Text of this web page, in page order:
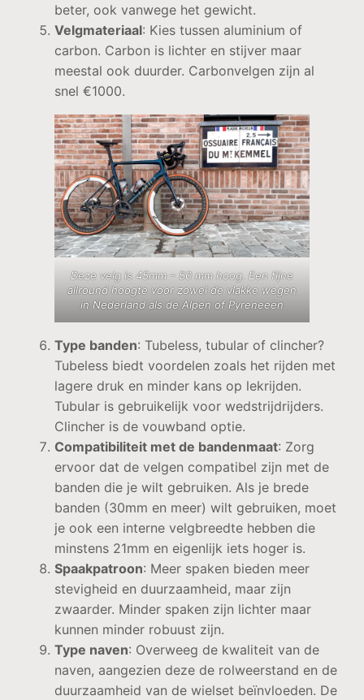
beter, ook vanwege het gewicht.
Velgmateriaal: Kies tussen aluminium of
carbon. Carbon is lichter en stijver maar
meestal ook duurder. Carbonvelgen zijn al
snel €1000.
Deze velg is 45mm – 50 mm hoog. Een fijne
allround hoogte voor zowel de vlakke wegen
in Nederland als de Alpen of Pyreneeën
Type banden: Tubeless, tubular of clincher?
Tubeless biedt voordelen zoals het rijden met
lagere druk en minder kans op lekrijden.
Tubular is gebruikelijk voor wedstrijdrijders.
Clincher is de vouwband optie.
Compatibiliteit met de bandenmaat: Zorg
ervoor dat de velgen compatibel zijn met de
banden die je wilt gebruiken. Als je brede
banden (30mm en meer) wilt gebruiken, moet
je ook een interne velgbreedte hebben die
minstens 21mm en eigenlijk iets hoger is.
Spaakpatroon: Meer spaken bieden meer
stevigheid en duurzaamheid, maar zijn
zwaarder. Minder spaken zijn lichter maar
kunnen minder robuust zijn.
Type naven: Overweeg de kwaliteit van de
naven, aangezien deze de rolweerstand en de
duurzaamheid van de wielset beïnvloeden. De